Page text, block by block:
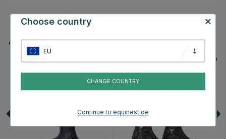
Andere Produkte, die Ihnen gefallen könnten
Choose country
EU
CHANGE COUNTRY
Continue to equinest.de